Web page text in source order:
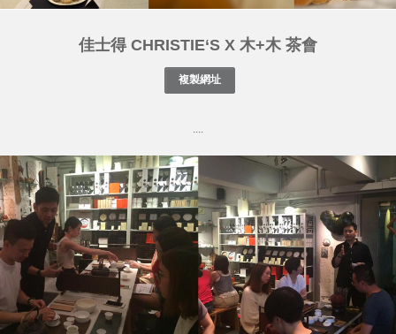
佳士得 CHRISTIE‘S X 木+木 茶會